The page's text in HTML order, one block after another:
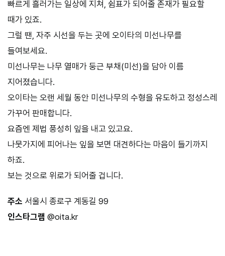
빠르게 흘러가는 일상에 지쳐, 쉼표가 되어줄 존재가 필요할
때가 있죠.
그럴 땐, 자주 시선을 두는 곳에 오이타의 미선나무를
들여보세요.
미선나무는 나무 열매가 둥근 부채(미선)을 담아 이름
지어졌습니다.
오이타는 오랜 세월 동안 미선나무의 수형을 유도하고 정성스레
가꾸어 판매합니다.
요즘엔 제법 풍성히 잎을 내고 있고요.
나뭇가지에 피어나는 잎을 보면 대견하다는 마음이 들기까지
하죠.
보는 것으로 위로가 되어줄 겁니다.
주소 서울시 종로구 계동길 99
인스타그램 @oita.kr